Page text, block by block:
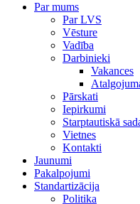
Par mums
Par LVS
Vēsture
Vadība
Darbinieki
Vakances
Pārskati
Iepirkumi
Starptautiskā
Vietnes
Kontakti
Jaunumi
Pakalpojumi
Standartizācija
Politika